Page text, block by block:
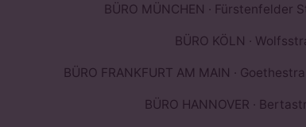
BÜRO MÜNCHEN · Fürstenfelder
BÜRO KÖLN ·
BÜRO FRANKFURT AM MAIN ·
BÜRO HANNOVER ·